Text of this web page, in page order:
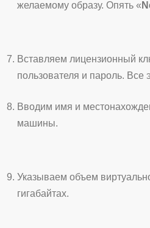
желаемому образу. Опять «
Вставляем лицензионный
пользователя и пароль. Все
Вводим имя и
машины.
Указываем объем
гигабайтах.